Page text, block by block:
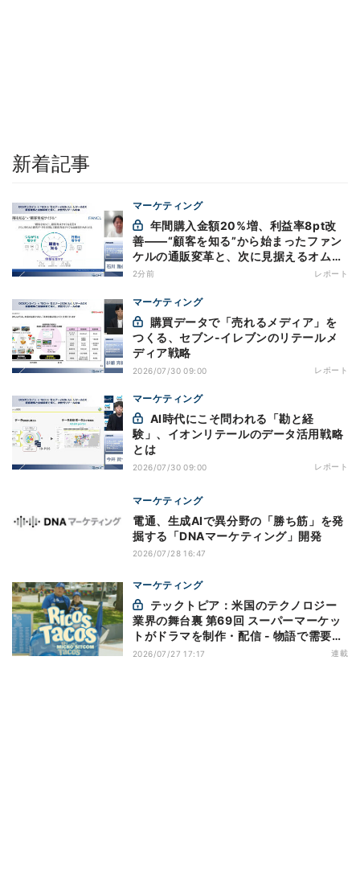
新着記事
マーケティング
善——“顧客を知る”から始まったファン
ケルの通販変革と、次に見据えるオムニ
チャネル
2分前 レポート
マーケティング
つくる、セブン-イレブンのリテールメ
ディア戦略
2026/07/30 09:00 レポート
マーケティング
験」、イオンリテールのデータ活用戦略
とは
2026/07/30 09:00 レポート
マーケティング
電通、生成AIで異分野の「勝ち筋」を発
掘する「DNAマーケティング」開発
2026/07/28 16:47
マーケティング
業界の舞台裏 第69回 スーパーマーケッ
トがドラマを制作・配信 - 物語で需要を
演出する小売メディア
2026/07/27 17:17 連載